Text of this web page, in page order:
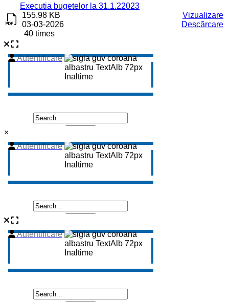
Executia bugetelor la 31.1.22023
155.98 KB
03-03-2026
40 times
Vizualizare
Descărcare
×